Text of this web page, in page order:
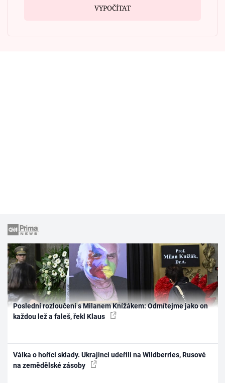
VYPOČÍTAT
Poslední rozloučení s Milanem Knížákem: Odmítejme jako on
každou lež a faleš, řekl Klaus
Válka o hořící sklady. Ukrajinci udeřili na Wildberries, Rusové
na zemědělské zásoby